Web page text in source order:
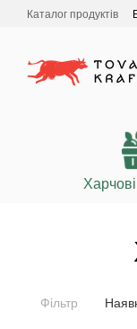
Перейти до
Каталог продуктів
Фільтр